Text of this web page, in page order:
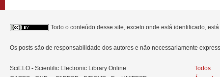
Todo o conteúdo desse site, exceto onde está identificado,
Os posts são de responsabilidade dos autores e não necessariamente
SciELO - Scientific Electronic Library Online
Todos